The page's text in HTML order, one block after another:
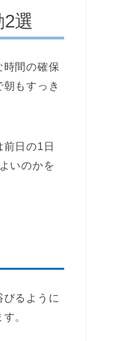
選
間の確保
もすっき
日の1日
いのかを
るように
。